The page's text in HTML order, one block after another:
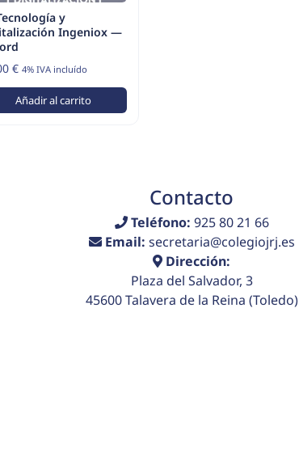
y
Ingeniox —
€ 4% IVA incluído
Añadir al carrito
Contacto
Teléfono: 925 80 21 66
Email: secretaria@colegiojrj.es
Dirección:
Plaza del Salvador, 3
45600 Talavera de la Reina (Toledo)